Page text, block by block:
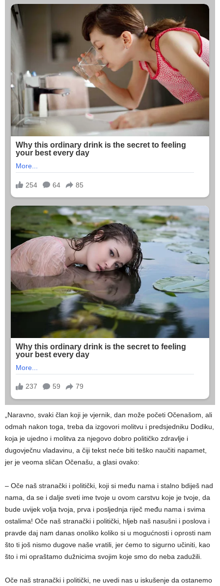
„Naravno, svaki član koji je vjernik, dan može početi Očenašom, ali
odmah nakon toga, treba da izgovori molitvu i predsjedniku Dodiku,
koja je ujedno i molitva za njegovo dobro političko zdravlje i
dugovječnu vladavinu, a čiji tekst neće biti teško naučiti napamet,
jer je veoma sličan Očenašu, a glasi ovako:
– Oče naš stranački i politički, koji si među nama i stalno bdiješ nad
nama, da se i dalje sveti ime tvoje u ovom carstvu koje je tvoje, da
bude uvijek volja tvoja, prva i posljednja riječ među nama i svima
ostalima! Oče naš stranački i politički, hljeb naš nasušni i poslova i
pravde daj nam danas onoliko koliko si u mogućnosti i oprosti nam
što ti još nismo dugove naše vratili, jer ćemo to sigurno učiniti, kao
što i mi opraštamo dužnicima svojim koje smo do neba zadužili.
Oče naš stranački i politički, ne uvedi nas u iskušenje da ostanemo